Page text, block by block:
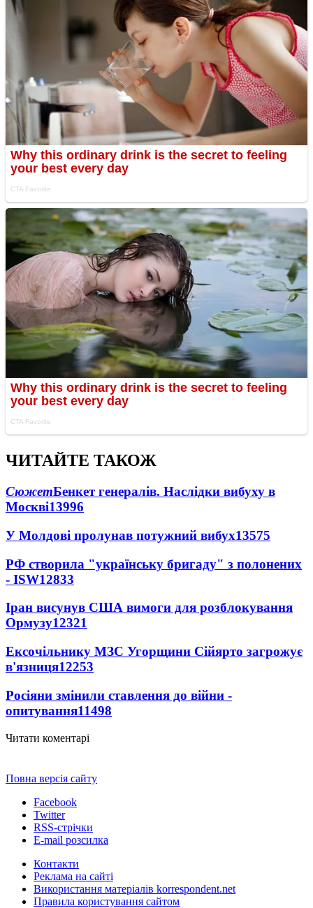
ЧИТАЙТЕ ТАКОЖ
СюжетБенкет генералів. Наслідки вибуху в
Москві13996
У Молдові пролунав потужний вибух13575
РФ створила "українську бригаду" з полонених
- ISW12833
Іран висунув США вимоги для розблокування
Ормузу12321
Ексочільнику МЗС Угорщини Сійярто загрожує
в'язниця12253
Росіяни змінили ставлення до війни -
опитування11498
Читати коментарі
Повна версія сайту
Facebook
Twitter
RSS-стрічки
E-mail розсилка
Контакти
Реклама на сайті
Використання матеріалів korrespondent.net
Правила користування сайтом